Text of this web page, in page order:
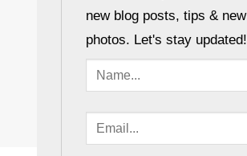
new blog posts, tips & new
photos. Let's stay updated!